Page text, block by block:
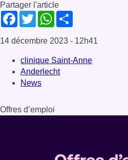
Partager l'article
Facebook
TwitterWhatsApp
14 décembre 2023 - 12h41
clinique Saint-Anne
Anderlecht
News
Offres d’emploi